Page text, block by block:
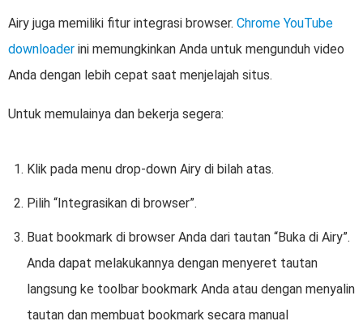
Airy juga memiliki fitur integrasi browser. Chrome YouTube
downloader ini memungkinkan Anda untuk mengunduh video
Anda dengan lebih cepat saat menjelajah situs.
Untuk memulainya dan bekerja segera:
Klik pada menu drop-down Airy di bilah atas.
Pilih “Integrasikan di browser”.
Buat bookmark di browser Anda dari tautan “Buka di Airy”.
Anda dapat melakukannya dengan menyeret tautan
langsung ke toolbar bookmark Anda atau dengan menyalin
tautan dan membuat bookmark secara manual